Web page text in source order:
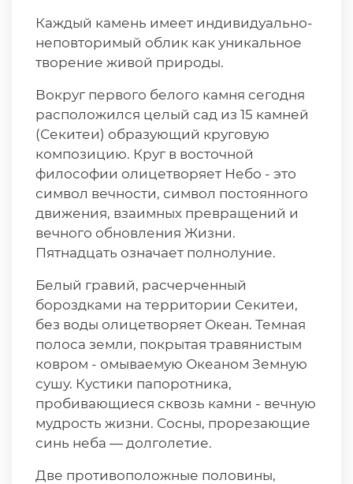
Каждый камень имеет индивидуально-
неповторимый облик как уникальное
творение живой природы.
Вокруг первого белого камня сегодня
расположился целый сад из 15 камней
(Секитеи) образующий круговую
композицию. Круг в восточной
философии олицетворяет Небо - это
символ вечности, символ постоянного
движения, взаимных превращений и
вечного обновления Жизни.
Пятнадцать означает полнолуние.
Белый гравий, расчерченный
бороздками на территории Секитеи,
без воды олицетворяет Океан. Темная
полоса земли, покрытая травянистым
ковром - омываемую Океаном Земную
сушу. Кустики папоротника,
пробивающиеся сквозь камни - вечную
мудрость жизни. Сосны, прорезающие
синь неба — долголетие.
Две противоположные половины,